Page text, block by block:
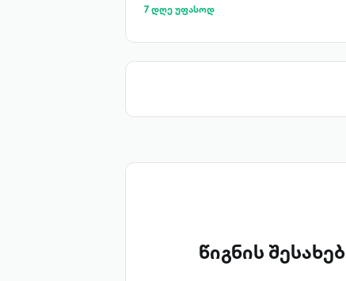
7 დღე უფასოდ
წიგნის შესახებ